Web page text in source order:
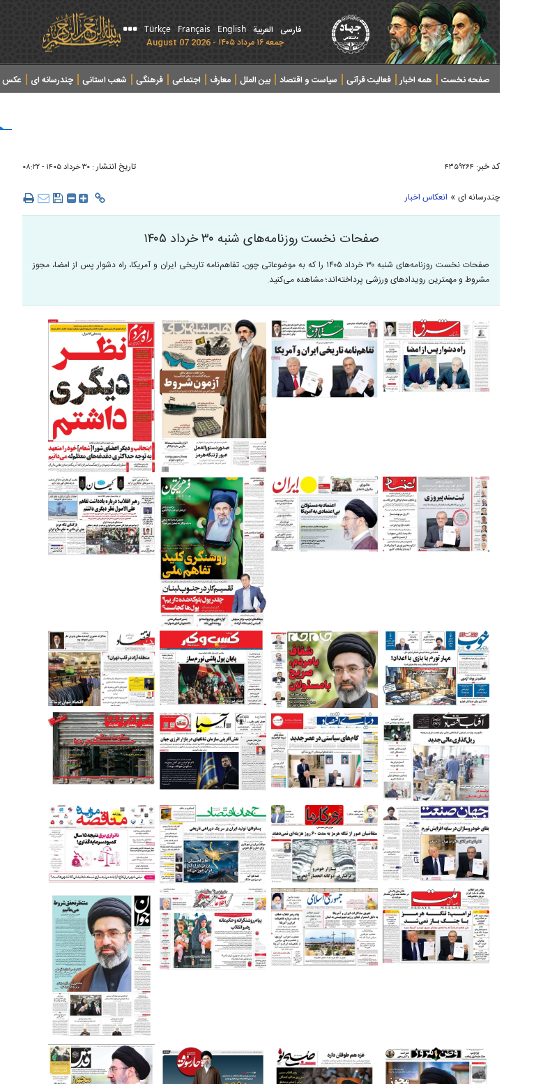
فارسی العربیة English
Français
Türkçe
جمعه ۱۶ مرداد ۱۴۰۵ - 2026 August 07
صفحه نخست همه اخبار فعالیت قرآنی سیاست و اقتصاد بین الملل معارف اجتماعی فرهنگی شعب استانی چندرسانه ای عکس
کد خبر: ۴۳۵۹۲۶۴ تاریخ انتشار : ۳۰ خرداد ۱۴۰۵ - ۰۸:۲۲
چندرسانه ای » انعکاس اخبار
صفحات نخست روزنامه‌های شنبه ۳۰ خرداد ۱۴۰۵
صفحات نخست روزنامه‌های شنبه ۳۰ خرداد ۱۴۰۵ را که به موضوعاتی چون، تفاهم‌نامه تاریخی ایران و آمریکا، راه دشوار پس از امضا، مجوز
مشروط و مهمترین رویداد‌های ورزشی پرداخته‌اند؛ مشاهده می‌کنید.